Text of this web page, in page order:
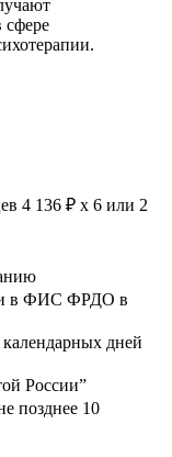
сфере
4 136 ₽ х 6 или 2
в ФИС ФРДО в
дней
России”
позднее 10